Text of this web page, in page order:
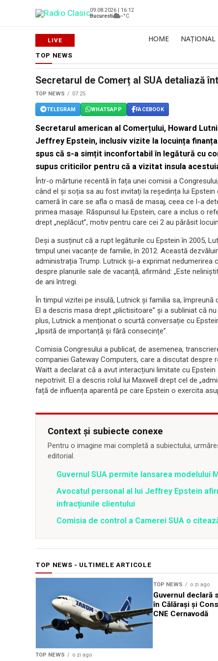
09.08.2026 | 16:12
Bucuresti
--°C
HOME NAȚIONAL
TOP NEWS
Secretarul de Comerț al SUA detaliază
TOP NEWS 07:25
TELEGRAM WHATSAPP FACEBOOK
Secretarul american al Comerțului, Howard
Jeffrey Epstein, inclusiv vizite la locuința
spus că s-a simțit inconfortabil în legătură cu
supus criticilor pentru că a vizitat insula
Într-o mărturie recentă în fața unei comisii a
când el și soția sa au fost invitați la reședința lui
cameră în care se afla o masă de masaj, ceea ce l-a
primea masaje. Răspunsul lui Epstein, care a inclus o
drept „neplăcut”, motiv pentru care cei 2 au părăsit
Deși a susținut că a rupt legăturile cu Epstein în 2005,
timpul unei vacanțe de familie, în 2012. Această
administrația Trump. Lutnick și-a exprimat nedumerirea
despre planurile sale de vacanță, afirmând: „Este
de ani întregi.
În timpul vizitei pe insulă, Lutnick și familia sa,
El a descris masa drept „plictisitoare” și a subliniat că
plus, Lutnick a menționat o scurtă conversație cu
„lipsită de importanță și fără consecințe”.
Comisia Congresului a publicat, de asemenea,
companiei Gateway Computers, care a discutat despre
Waitt a declarat că a avut interacțiuni limitate cu
nepotrivit. El a descris rolul lui Maxwell drept cel de
față de influența aparentă pe care Epstein o exercita
Context și subiecte conexe
Pentru o imagine mai completă a subiectului,
editorial.
Guvernul SUA permite lansarea modelului
Avocatul personal al lui Jeffrey Epstein
infracțiunile clientului
Comisia de control a Camerei SUA o
TOP NEWS - ULTIMELE ARTICOLE
TOP NEWS o zi ago
TOP NEWS o zi ago
Guvernul declară
în Călărași și
CNE Cernavodă